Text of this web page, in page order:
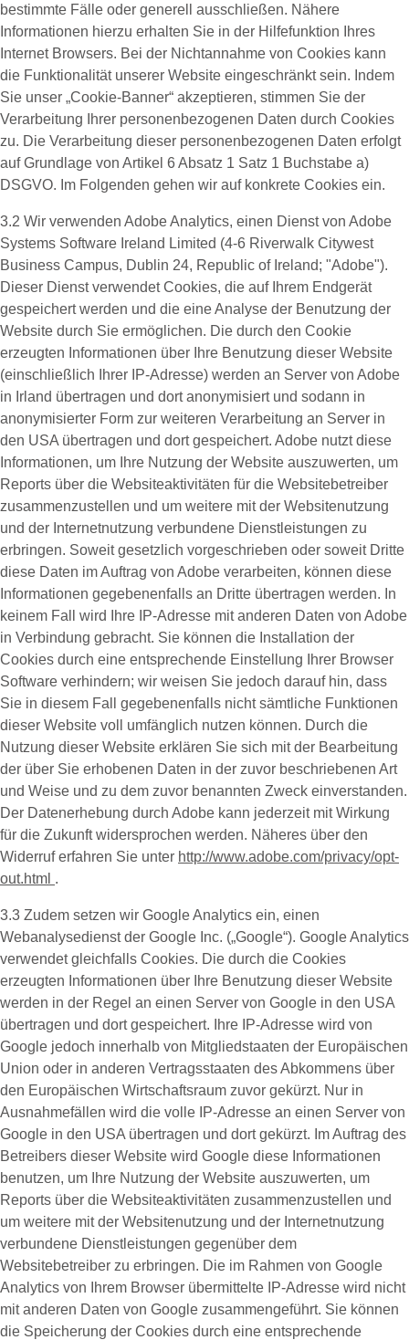
bestimmte Fälle oder generell ausschließen. Nähere
Informationen hierzu erhalten Sie in der Hilfefunktion Ihres
Internet Browsers. Bei der Nichtannahme von Cookies kann
die Funktionalität unserer Website eingeschränkt sein. Indem
Sie unser „Cookie-Banner“ akzeptieren, stimmen Sie der
Verarbeitung Ihrer personenbezogenen Daten durch Cookies
zu. Die Verarbeitung dieser personenbezogenen Daten erfolgt
auf Grundlage von Artikel 6 Absatz 1 Satz 1 Buchstabe a)
DSGVO. Im Folgenden gehen wir auf konkrete Cookies ein.
3.2 Wir verwenden Adobe Analytics, einen Dienst von Adobe
Systems Software Ireland Limited (4-6 Riverwalk Citywest
Business Campus, Dublin 24, Republic of Ireland; "Adobe").
Dieser Dienst verwendet Cookies, die auf Ihrem Endgerät
gespeichert werden und die eine Analyse der Benutzung der
Website durch Sie ermöglichen. Die durch den Cookie
erzeugten Informationen über Ihre Benutzung dieser Website
(einschließlich Ihrer IP-Adresse) werden an Server von Adobe
in Irland übertragen und dort anonymisiert und sodann in
anonymisierter Form zur weiteren Verarbeitung an Server in
den USA übertragen und dort gespeichert. Adobe nutzt diese
Informationen, um Ihre Nutzung der Website auszuwerten, um
Reports über die Websiteaktivitäten für die Websitebetreiber
zusammenzustellen und um weitere mit der Websitenutzung
und der Internetnutzung verbundene Dienstleistungen zu
erbringen. Soweit gesetzlich vorgeschrieben oder soweit Dritte
diese Daten im Auftrag von Adobe verarbeiten, können diese
Informationen gegebenenfalls an Dritte übertragen werden. In
keinem Fall wird Ihre IP-Adresse mit anderen Daten von Adobe
in Verbindung gebracht. Sie können die Installation der
Cookies durch eine entsprechende Einstellung Ihrer Browser
Software verhindern; wir weisen Sie jedoch darauf hin, dass
Sie in diesem Fall gegebenenfalls nicht sämtliche Funktionen
dieser Website voll umfänglich nutzen können. Durch die
Nutzung dieser Website erklären Sie sich mit der Bearbeitung
der über Sie erhobenen Daten in der zuvor beschriebenen Art
und Weise und zu dem zuvor benannten Zweck einverstanden.
Der Datenerhebung durch Adobe kann jederzeit mit Wirkung
für die Zukunft widersprochen werden. Näheres über den
Widerruf erfahren Sie unter http://www.adobe.com/privacy/opt-
out.html .
3.3 Zudem setzen wir Google Analytics ein, einen
Webanalysedienst der Google Inc. („Google“). Google Analytics
verwendet gleichfalls Cookies. Die durch die Cookies
erzeugten Informationen über Ihre Benutzung dieser Website
werden in der Regel an einen Server von Google in den USA
übertragen und dort gespeichert. Ihre IP-Adresse wird von
Google jedoch innerhalb von Mitgliedstaaten der Europäischen
Union oder in anderen Vertragsstaaten des Abkommens über
den Europäischen Wirtschaftsraum zuvor gekürzt. Nur in
Ausnahmefällen wird die volle IP-Adresse an einen Server von
Google in den USA übertragen und dort gekürzt. Im Auftrag des
Betreibers dieser Website wird Google diese Informationen
benutzen, um Ihre Nutzung der Website auszuwerten, um
Reports über die Websiteaktivitäten zusammenzustellen und
um weitere mit der Websitenutzung und der Internetnutzung
verbundene Dienstleistungen gegenüber dem
Websitebetreiber zu erbringen. Die im Rahmen von Google
Analytics von Ihrem Browser übermittelte IP-Adresse wird nicht
mit anderen Daten von Google zusammengeführt. Sie können
die Speicherung der Cookies durch eine entsprechende